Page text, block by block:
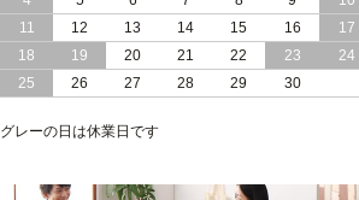
グ加工で高級感アップ
11
12 13 14 15 16
17
18
19 20 21 22 23
24
25
26 27 28 29 30
グレーの日は休業日です